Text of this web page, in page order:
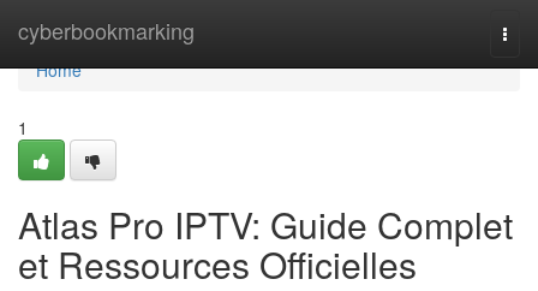
cyberbookmarking
Home
Home
1
Atlas Pro IPTV: Guide Complet
et Ressources Officielles